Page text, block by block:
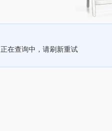
正在查询中，请刷新重试